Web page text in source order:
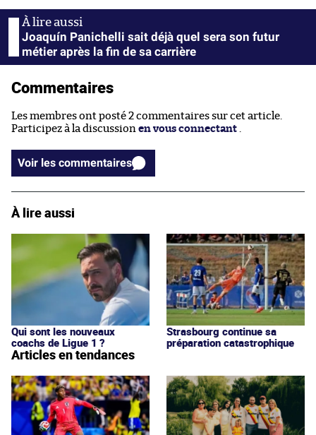
Joaquín Panichelli sait déjà quel sera son futur
métier après la fin de sa carrière
Commentaires
Les membres ont posté 2 commentaires sur cet article.
Participez à la discussion en vous connectant
Voir les commentaires
À lire aussi
Qui sont les nouveaux
coachs de Ligue 1 ?
Strasbourg continue sa
préparation catastrophique
Articles en tendances